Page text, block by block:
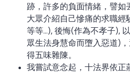
跡，許多的負面情緒，譬如
大眾介紹自己慘痛的求職經
等等...), 後悔(作為不孝子),
眾生法身慧命而墮入惡道)
得五味雜陳。
我嘗試意念起，十法界依正